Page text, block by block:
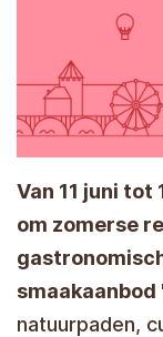
Van 11 juni
om zomerse
smaakaanbod
natuurpaden,